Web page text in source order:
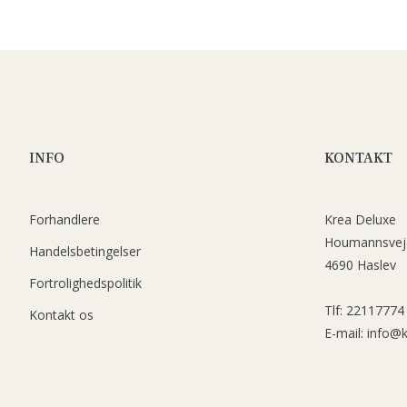
INFO
Forhandlere
Handelsbetingelser
Fortrolighedspolitik
Kontakt os
KONTAKT
Krea Deluxe
4690 Haslev
Tlf:
E-mail: